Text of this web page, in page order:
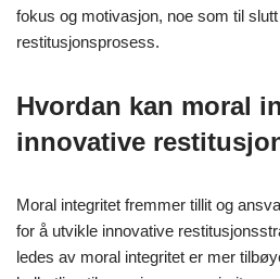
fokus og motivasjon, noe som til
restitusjonsprosess.
Hvordan kan moral
innovative
Moral integritet fremmer tillit og
for å utvikle innovative
ledes av moral integritet er mer